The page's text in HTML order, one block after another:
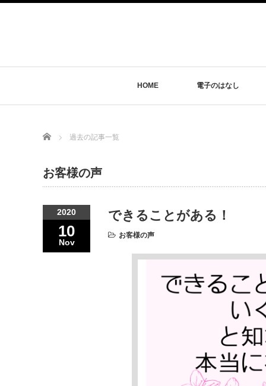
HOME 電子のはなし
Home 過去の記事一覧
お客様の声
2020
10
Nov
できることがある！
お客様の声